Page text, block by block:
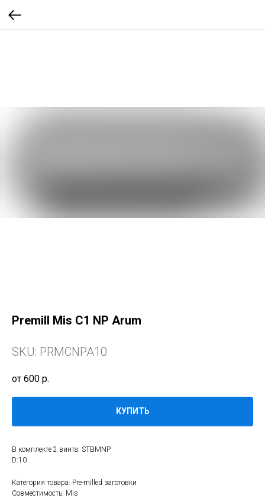
Premill Mis C1 NP Arum
SKU: PRMCNPA10
600 р.
КУПИТЬ
В комплекте 2 винта: STBMNP
D:10
Категория товара: Pre-milled заготовки
Совместимость: Mis